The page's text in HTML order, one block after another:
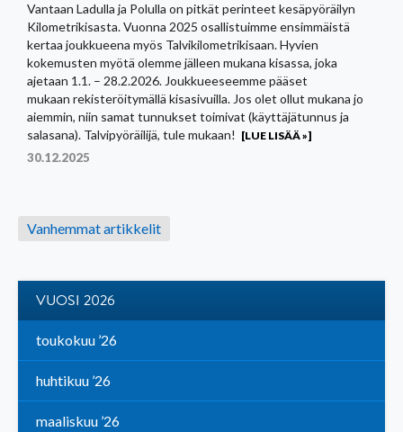
Vantaan Ladulla ja Polulla on pitkät perinteet kesäpyöräilyn
Kilometrikisasta. Vuonna 2025 osallistuimme ensimmäistä
kertaa joukkueena myös Talvikilometrikisaan. Hyvien
kokemusten myötä olemme jälleen mukana kisassa, joka
ajetaan 1.1. – 28.2.2026. Joukkueeseemme pääset
mukaan rekisteröitymällä kisasivuilla. Jos olet ollut mukana jo
aiemmin, niin samat tunnukset toimivat (käyttäjätunnus ja
salasana). Talvipyöräilijä, tule mukaan! [LUE LISÄÄ »]
30.12.2025
Artikkelien
selaus
Vanhemmat artikkelit
VUOSI 2026
toukokuu ’26
huhtikuu ’26
maaliskuu ’26